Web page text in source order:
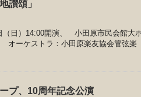
讃頌」
日）14:00開演、 小田原市民会館大
ーケストラ：小田原楽友協会管弦楽
プ、10周年記念公演